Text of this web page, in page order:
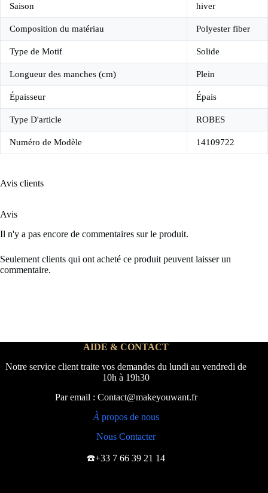
Saison hiver
Composition du matériau Polyester fiber
Type de Motif Solide
Longueur des manches (cm) Plein
Épaisseur Épais
Type D'article ROBES
Numéro de Modèle 14109722
Avis clients
Avis
Il n'y a pas encore de commentaires sur le produit.
Seulement clients qui ont acheté ce produit peuvent laisser un
commentaire.
AIDE & CONTACT
Notre service client traite vos demandes du lundi au vendredi de
10h à 19h30
Par email : Contact@makeyouwant.fr
À propos de nous
Nous Contacter
☎️+33 7 66 39 21 14